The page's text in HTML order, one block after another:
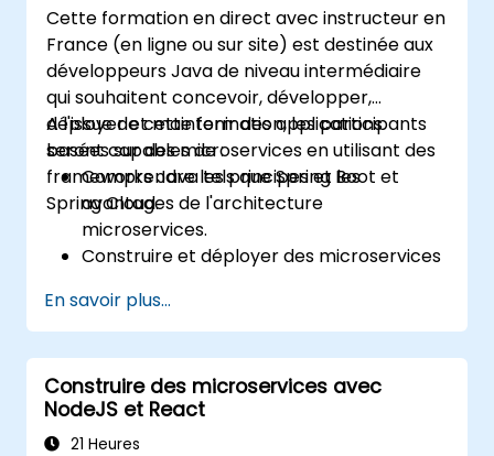
Cette formation en direct avec instructeur en
France (en ligne ou sur site) est destinée aux
développeurs Java de niveau intermédiaire
qui souhaitent concevoir, développer,
déployer et maintenir des applications
basées sur des microservices en utilisant des
frameworks Java tels que Spring Boot et
Spring Cloud.
A l'issue de cette formation, les participants
seront capables de :
Comprendre les principes et les
avantages de l'architecture
microservices.
Construire et déployer des microservices
Mettre en œuvre la découverte de
services, la gestion de la configuration et
les passerelles API.
Sécuriser, surveiller et mettre à l'échelle
les microservices de manière efficace.
Déployer des microservices en utilisant
En savoir plus...
Construire des microservices avec
NodeJS et React
21 Heures